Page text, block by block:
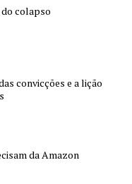
do colapso
convicções e a lição
da Amazon